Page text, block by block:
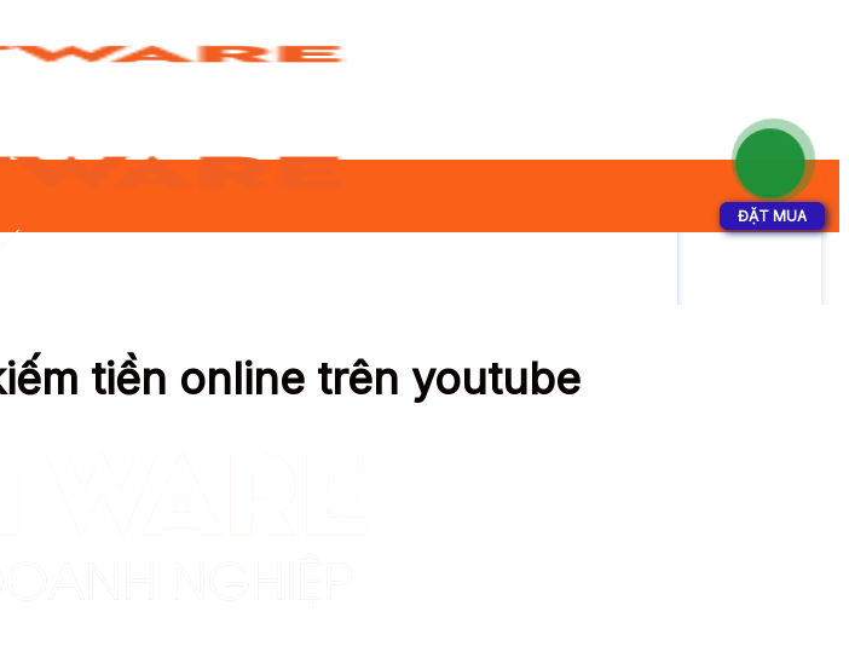
tiền online trên youtube
ĐẶT MUA
ĐẶT MUA